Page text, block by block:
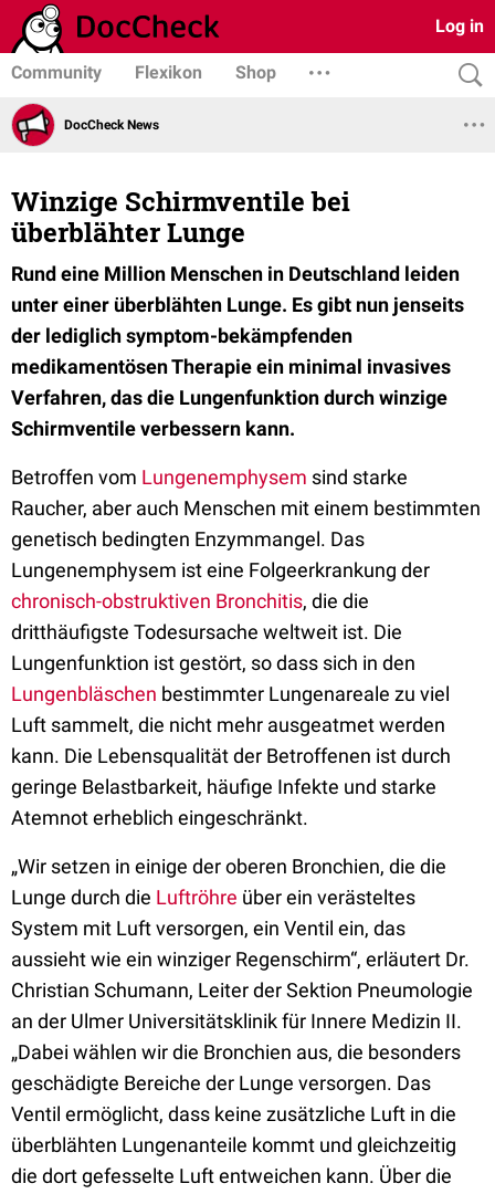
Log in
Community Flexikon Shop
DocCheck News
Winzige Schirmventile bei
überblähter Lunge
Rund eine Million Menschen in Deutschland leiden
unter einer überblähten Lunge. Es gibt nun jenseits
der lediglich symptom-bekämpfenden
medikamentösen Therapie ein minimal invasives
Verfahren, das die Lungenfunktion durch winzige
Schirmventile verbessern kann.
Betroffen vom Lungenemphysem sind starke
Raucher, aber auch Menschen mit einem bestimmten
genetisch bedingten Enzymmangel. Das
Lungenemphysem ist eine Folgeerkrankung der
chronisch-obstruktiven Bronchitis, die die
dritthäufigste Todesursache weltweit ist. Die
Lungenfunktion ist gestört, so dass sich in den
Lungenbläschen bestimmter Lungenareale zu viel
Luft sammelt, die nicht mehr ausgeatmet werden
kann. Die Lebensqualität der Betroffenen ist durch
geringe Belastbarkeit, häufige Infekte und starke
Atemnot erheblich eingeschränkt.
„Wir setzen in einige der oberen Bronchien, die die
Lunge durch die Luftröhre über ein verästeltes
System mit Luft versorgen, ein Ventil ein, das
aussieht wie ein winziger Regenschirm“, erläutert Dr.
Christian Schumann, Leiter der Sektion Pneumologie
an der Ulmer Universitätsklinik für Innere Medizin II.
„Dabei wählen wir die Bronchien aus, die besonders
geschädigte Bereiche der Lunge versorgen. Das
Ventil ermöglicht, dass keine zusätzliche Luft in die
überblähten Lungenanteile kommt und gleichzeitig
die dort gefesselte Luft entweichen kann. Über die